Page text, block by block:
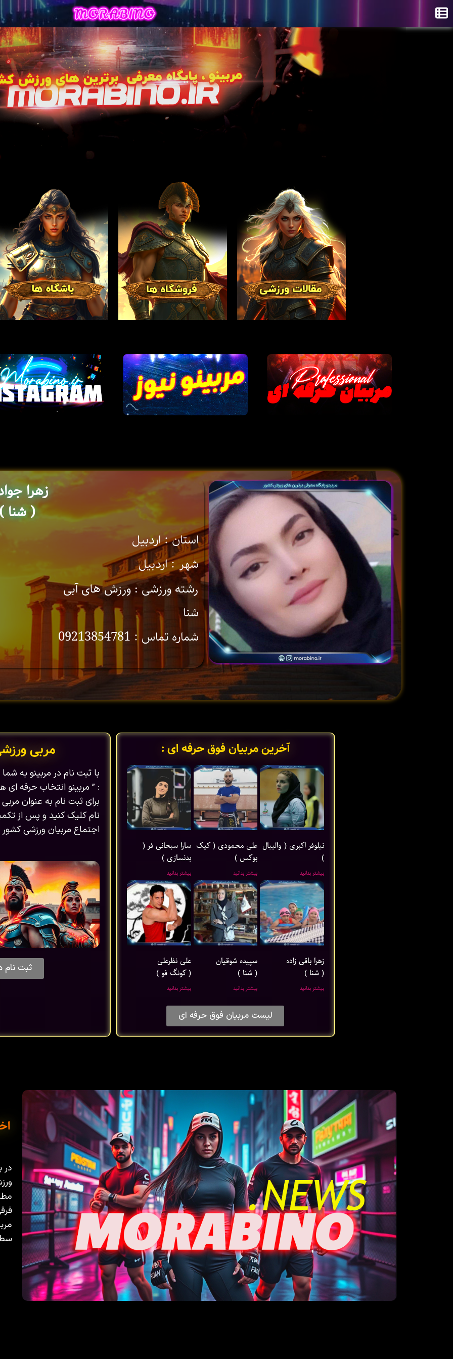
زهرا
( شنا
استان : اردبیل
شهر : اردبیل
رشته ورزشی : ورزش های آبی
شنا
شماره تماس : 09213854781
آخرین مربیان فوق حرفه ای :
نیلوفر اکبری ( والیبال
)
بیشتر بدانید
علی محمودی ( کیک
بوکس )
بیشتر بدانید
سارا سبحانی فر (
بدنسازی )
بیشتر بدانید
زهرا باقی ‌زاده
( شنا )
بیشتر بدانید
سپیده شوقیان
( شنا )
بیشتر بدانید
علی نظرعلی
( کونگ فو )
بیشتر بدانید
لیست مربیان فوق حرفه ای
مربی
با ثبت نام در مربینو به
: ” مربینو انتخاب حرفه ای
برای ثبت نام به عنوان
نام کلیک کنید و پس از
اجتماع مربیان ورزشی کشور
ثبت نام
در